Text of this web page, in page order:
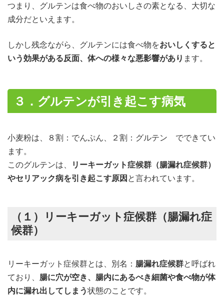
つまり、グルテンは食べ物のおいしさの素となる、大切な
成分だといえます。
しかし残念ながら、グルテンには食べ物をおいしくすると
いう効果がある反面、体への様々な悪影響があり ます。
３．グルテンが引き起こす病気
小麦粉は、８割：でんぷん、２割：グルテン でできてい
ます。
このグルテンは、
リーキーガット症候群（腸漏れ症候群）
やセリアック病を引き起こす原因と言われています。
（１）リーキーガット症候群（腸漏れ症
候群）
リーキーガット症候群とは、別名： 腸漏れ症候群と呼ばれ
ており、 腸に穴が空き、腸内にあるべき細菌や食べ物が体
内に漏れ出してしまう状態のことです。